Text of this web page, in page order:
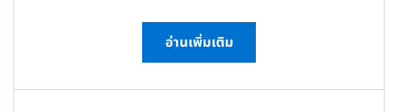
อ่านเพิ่มเติม